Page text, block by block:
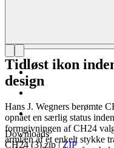
Downloads
CH24 (3).zip|ZIP
Tidløst ikon
design
Hans J. Wegners berømte
opnået en særlig status
formgivningen af CH24
armlæn af ét enkelt stykke